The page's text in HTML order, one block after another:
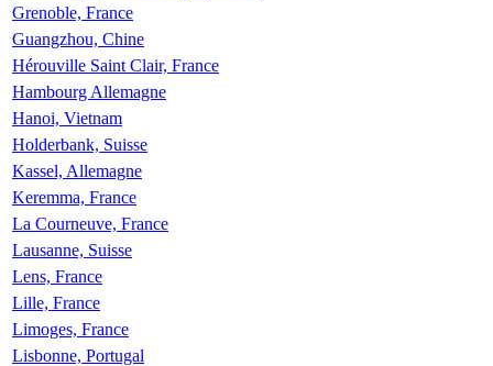
Grenoble, France
Guangzhou, Chine
Hérouville Saint Clair, France
Hambourg Allemagne
Hanoi, Vietnam
Holderbank, Suisse
Kassel, Allemagne
Keremma, France
La Courneuve, France
Lausanne, Suisse
Lens, France
Lille, France
Limoges, France
Lisbonne, Portugal